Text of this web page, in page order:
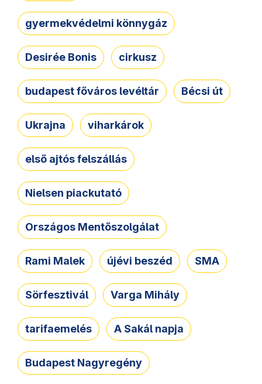
gyermekvédelmi könnygáz
Desirée Bonis cirkusz
budapest főváros levéltár Bécsi út
Ukrajna viharkárok
első ajtós felszállás
Nielsen piackutató
Országos Mentőszolgálat
Rami Malek újévi beszéd SMA
Sörfesztivál Varga Mihály
tarifaemelés A Sakál napja
Budapest Nagyregény